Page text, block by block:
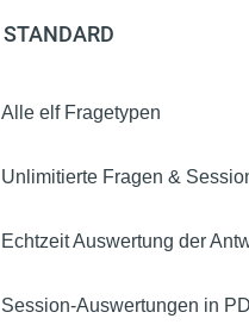
STANDARD
Alle elf Fragetypen
Unlimitierte Fragen &
Echtzeit Auswertung der
Session-Auswertungen in